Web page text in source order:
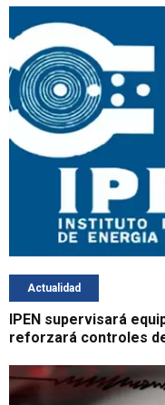
Actualidad
IPEN supervisará
reforzará controles